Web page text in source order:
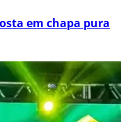
em chapa pura